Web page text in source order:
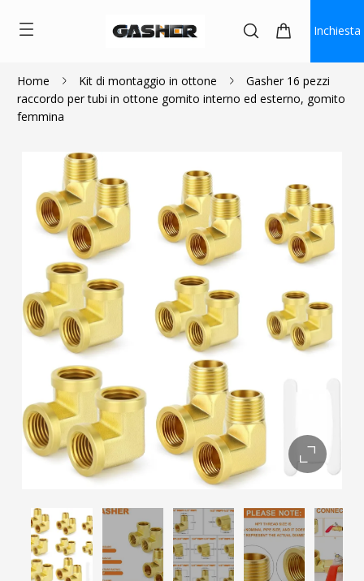
Inchiesta
Home Kit di montaggio in ottone
Gasher 16 pezzi
raccordo per tubi in ottone gomito interno ed esterno, gomito
femmina
$27.89